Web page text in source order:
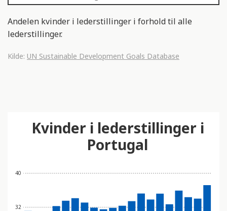
Andelen kvinder i lederstillinger i forhold til alle
lederstillinger.
Kilde: UN Sustainable Development Goals Database
32
40
Kvinder i lederstillinger i
Portugal